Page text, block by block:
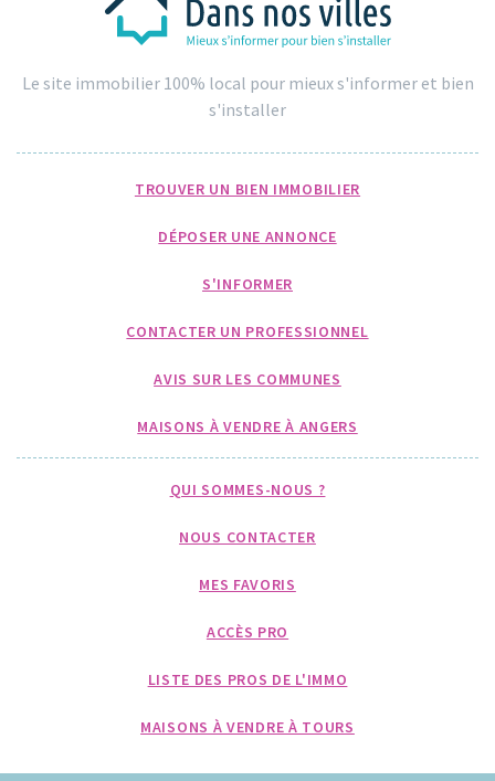
Le site immobilier 100% local pour mieux s'informer et bien
s'installer
TROUVER UN BIEN IMMOBILIER
DÉPOSER UNE ANNONCE
S'INFORMER
CONTACTER UN PROFESSIONNEL
AVIS SUR LES COMMUNES
MAISONS À VENDRE À ANGERS
QUI SOMMES-NOUS ?
NOUS CONTACTER
MES FAVORIS
ACCÈS PRO
LISTE DES PROS DE L'IMMO
MAISONS À VENDRE À TOURS